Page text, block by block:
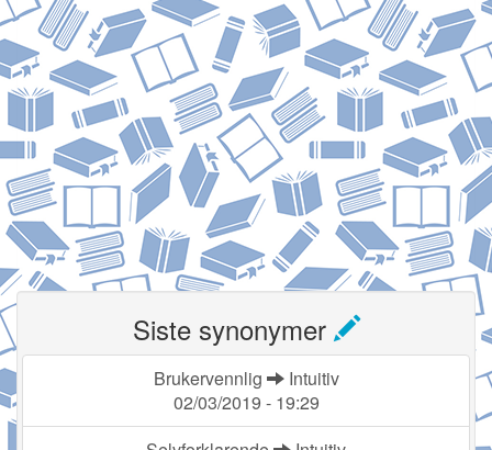
Siste synonymer
Brukervennlig
Intuitiv
02/03/2019 - 19:29